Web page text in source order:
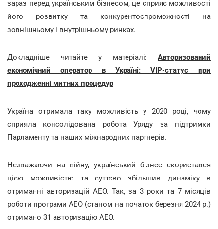
зараз перед українським бізнесом, це сприяє можливості
його розвитку та конкурентоспроможності на
зовнішньому і внутрішньому ринках.
Докладніше читайте у матеріалі: Авторизований
економічний оператор в Україні: VIP-статус при
проходженні митних процедур
Україна отримала таку можливість у 2020 році, чому
сприяла консолідована робота Уряду за підтримки
Парламенту та наших міжнародних партнерів.
Незважаючи на війну, український бізнес скористався
цією можливістю та суттєво збільшив динаміку в
отриманні авторизацій АЕО. Так, за 3 роки та 7 місяців
роботи програми АЕО (станом на початок березня 2024 р.)
отримано 31 авторизацію АЕО.